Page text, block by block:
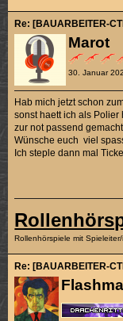
Marot
30. Januar
Re: [BAUARBEITER-
Hab mich jetzt schon
sonst haett ich als
zur not passend
Wünsche euch viel
Ich steple dann mal
Rollenhörspiele mit
Re: [BAUARBEITER-